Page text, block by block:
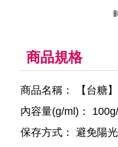
商品規格
商品名稱： 【台糖
內容量(g/ml)：
保存方式： 避免陽